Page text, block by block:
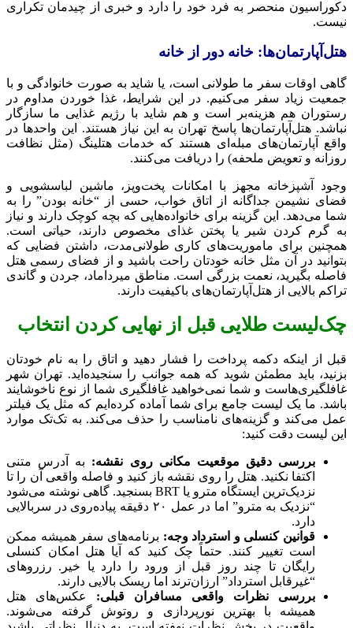
دکوراسیون منحصر به فرد خود را دارد و خبری از چیدمان تکراری
نیست.
هتل‌آپارتمان‌ها: خانه دور از خانه
گاهی اوقات سفر ما طولانی است، یا شاید به صورت خانوادگی و با
جمعیت زیاد سفر می‌کنیم. در این شرایط، غذا خوردن مداوم در
رستوران هم هزینه‌بر است و هم شاید با رژیم غذایی ما سازگار
نباشد. هتل‌آپارتمان‌ها پاسخ تهران به این نیاز هستند. این واحدها در
واقع آپارتمان‌های مبله‌ای هستند که خدمات هتلینگ (مثل نظافت
روزانه و تعویض ملحفه) را دریافت می‌کنند.
وجود آشپزخانه مجهز با امکانات پخت‌وپز، ماشین لباسشویی و
فضای نشیمن جداگانه از اتاق خواب، حسی از “خانه بودن” را به
شما می‌دهد. این گزینه برای خانواده‌هایی که بچه کوچک دارند و نیاز
به گرم کردن شیر یا پختن غذای مخصوص دارند، حیاتی است.
همچنین برای ماموریت‌های کاری طولانی‌مدت، داشتن فضایی که
بتوانید در آن مثل خانه خودتان راحت باشید و از فضای رسمی هتل
فاصله بگیرید، نعمت بزرگی است. مناطق میرداماد، جردن و گاندی
تراکم بالایی از هتل‌آپارتمان‌های باکیفیت دارند.
چک‌لیست طلایی قبل از نهایی کردن انتخاب
قبل از اینکه دکمه پرداخت را فشار دهید و اتاق را به نام خودتان
بزنید، باید مطمئن شوید که همه جوانب را سنجیده‌اید. تهران شهر
غافلگیری‌هاست و شما نمی‌خواهید غافلگیری شما از نوع ناخوشایند
باشد. ما یک لیست جامع برای شما آماده کرده‌ایم که مثل یک فیلتر
عمل می‌کند و گزینه‌های نامناسب را حذف می‌کند. به تک‌تک موارد
این لیست دقت کنید:
بررسی دقیق موقعیت مکانی روی نقشه: به آدرس متنی
اکتفا نکنید. هتل را روی نقشه باز کنید و فاصله واقعی آن را تا
نزدیک‌ترین ایستگاه مترو یا BRT بسنجید. گاهی نوشته می‌شود
“نزدیک به مترو” اما در عمل ۲۰ دقیقه پیاده‌روی در سربالایی
دارد.
قوانین کنسلی و استرداد وجه: برنامه‌های سفر همیشه ممکن
است تغییر کنند. حتماً چک کنید که آیا هتل امکان کنسلی
رایگان تا چند روز قبل از ورود را دارد یا خیر. رزروهای
“غیرقابل استرداد” ارزان‌ترند اما ریسک بالایی دارند.
بررسی نظرات واقعی مسافران قبلی: عکس‌های هتل
همیشه با بهترین نورپردازی و روتوش گرفته می‌شوند.